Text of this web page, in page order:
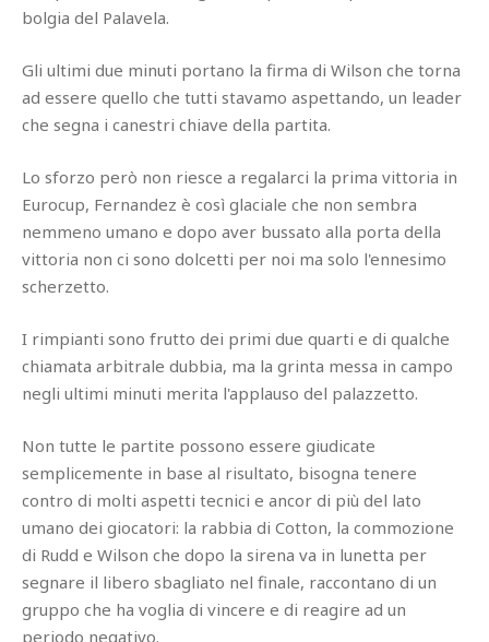
bolgia del Palavela.
Gli ultimi due minuti portano la firma di Wilson che torna
ad essere quello che tutti stavamo aspettando, un leader
che segna i canestri chiave della partita.
Lo sforzo però non riesce a regalarci la prima vittoria in
Eurocup, Fernandez è così glaciale che non sembra
nemmeno umano e dopo aver bussato alla porta della
vittoria non ci sono dolcetti per noi ma solo l'ennesimo
scherzetto.
I rimpianti sono frutto dei primi due quarti e di qualche
chiamata arbitrale dubbia, ma la grinta messa in campo
negli ultimi minuti merita l'applauso del palazzetto.
Non tutte le partite possono essere giudicate
semplicemente in base al risultato, bisogna tenere
contro di molti aspetti tecnici e ancor di più del lato
umano dei giocatori: la rabbia di Cotton, la commozione
di Rudd e Wilson che dopo la sirena va in lunetta per
segnare il libero sbagliato nel finale, raccontano di un
gruppo che ha voglia di vincere e di reagire ad un
periodo negativo.